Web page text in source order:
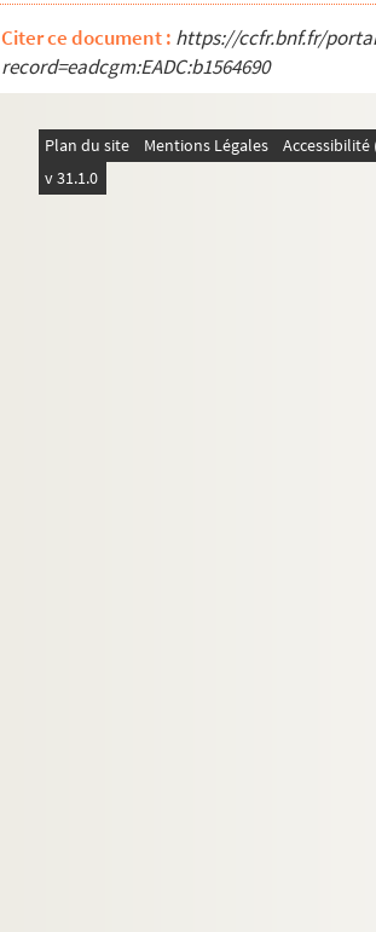
Citer ce document : https://ccfr.bnf.fr/
record=eadcgm:EADC:b1564690
Plan du site Mentions Légales
v 31.1.0